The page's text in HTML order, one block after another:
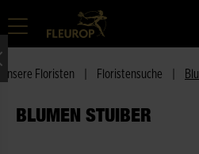
Unsere Floristen Floristensuche
BLUMEN STUIBER